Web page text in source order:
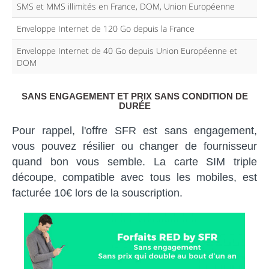
SMS et MMS illimités en France, DOM, Union Européenne
Enveloppe Internet de 120 Go depuis la France
Enveloppe Internet de 40 Go depuis Union Européenne et
DOM
SANS ENGAGEMENT ET PRIX SANS CONDITION DE
DURÉE
Pour rappel, l'offre SFR est sans engagement,
vous pouvez résilier ou changer de fournisseur
quand bon vous semble. La carte SIM triple
découpe, compatible avec tous les mobiles, est
facturée 10€ lors de la souscription.